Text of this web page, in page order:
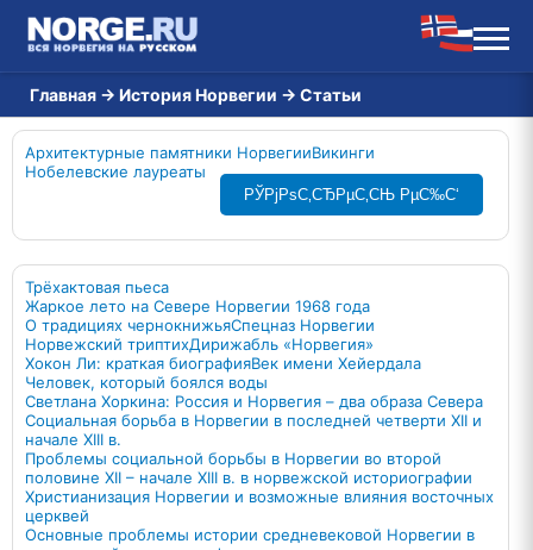
Главная → История Норвегии → Статьи
Архитектурные памятники НорвегииВикинги
Нобелевские лауреаты
РЎРјРѕС‚СЂРµС‚СЊ РµС‰С‘
Трёхактовая пьеса
Жаркое лето на Севере Норвегии 1968 года
О традициях чернокнижьяСпецназ Норвегии
Норвежский триптихДирижабль «Норвегия»
Хокон Ли: краткая биографияВек имени Хейердала
Человек, который боялся воды
Светлана Хоркина: Россия и Норвегия – два образа Севера
Социальная борьба в Норвегии в последней четверти XII и
начале XIII в.
Проблемы социальной борьбы в Норвегии во второй
половине XII – начале XIII в. в норвежской историографии
Христианизация Норвегии и возможные влияния восточных
церквей
Основные проблемы истории средневековой Норвегии в